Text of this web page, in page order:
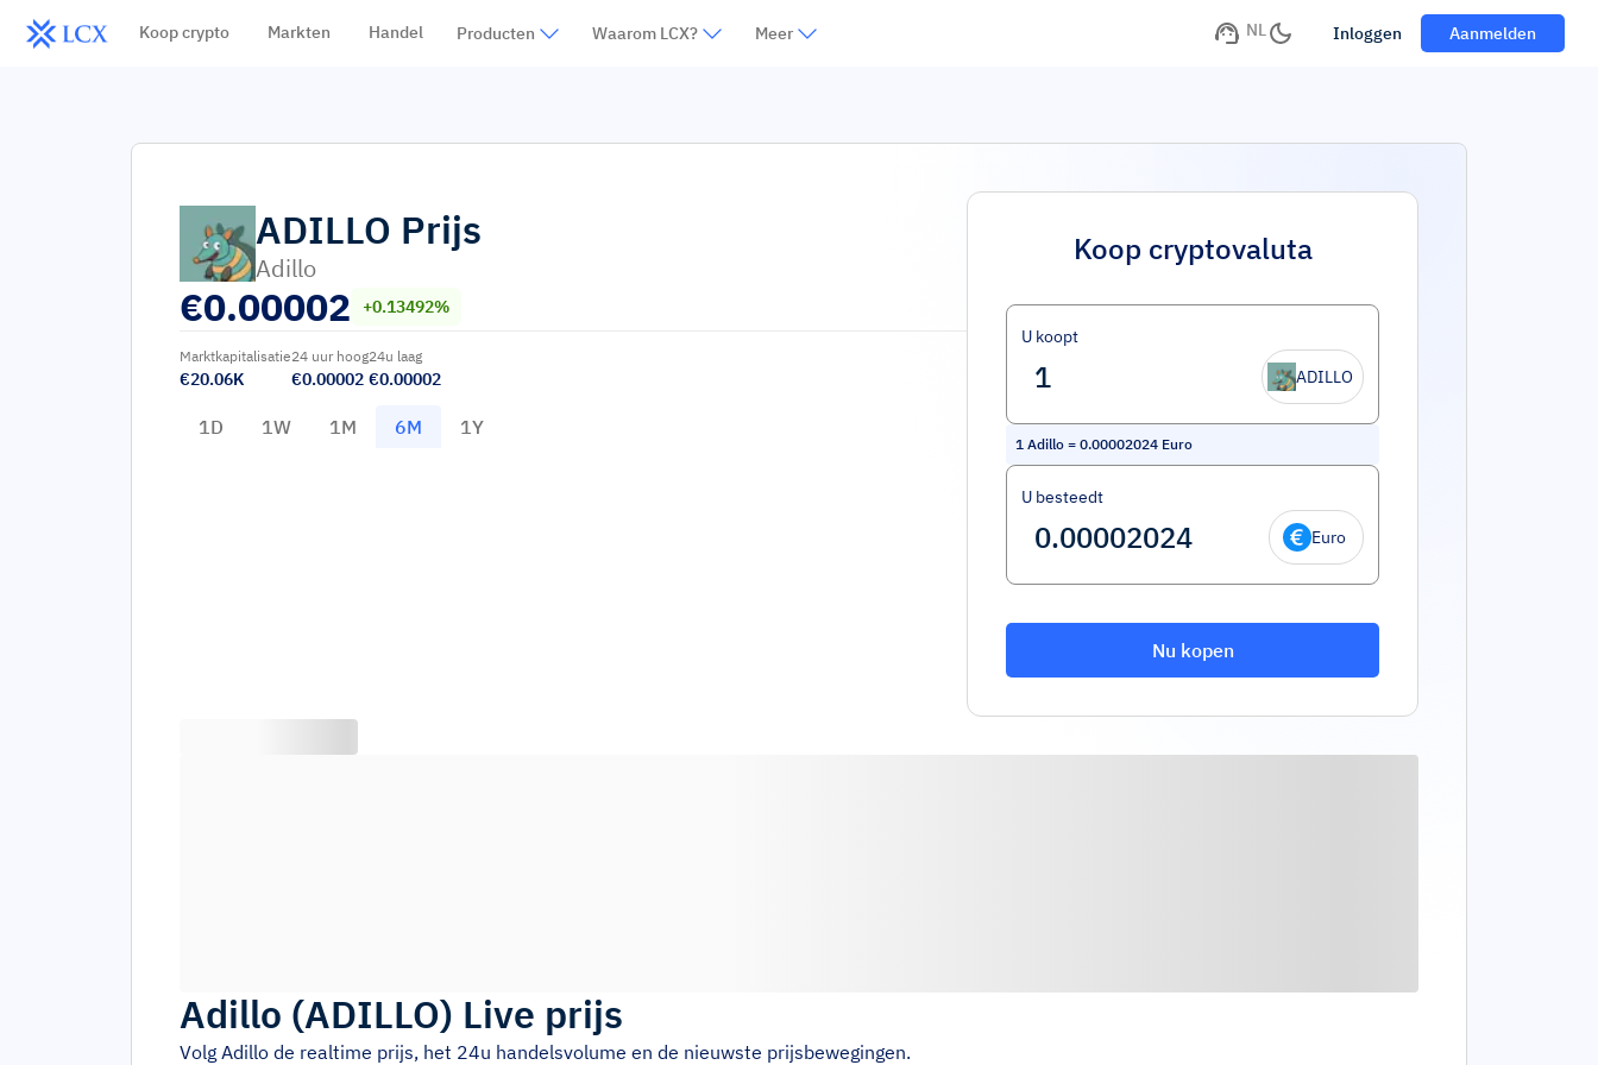
Koop crypto Markten Handel Producten Waarom LCX? Meer NL Inloggen Aanmelden
ADILLO Prijs
Adillo
€0.00002 +0.13492%
Marktkapitalisatie
€20.06K
24 uur hoog
€0.00002
24u laag
€0.00002
1D 1W 1M 6M 1Y
Koop cryptovaluta
U koopt
ADILLO
1 Adillo = 0.00002024 Euro
U besteedt
Euro
Nu kopen
Adillo (ADILLO) Live prijs
Volg Adillo de realtime prijs, het 24u handelsvolume en de nieuwste prijsbewegingen.